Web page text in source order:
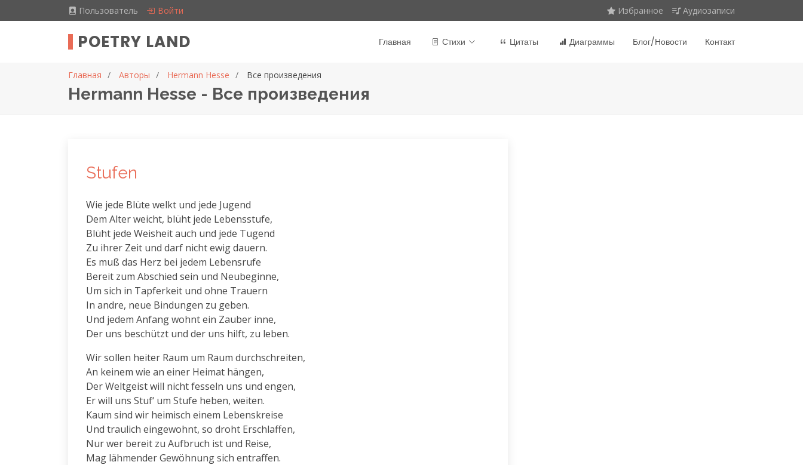
Пользователь Войти Избранное Аудиозаписи
POETRY LAND Главная Стихи Цитаты Диаграммы Блог/Новости Контакт
Главная Авторы Hermann Hesse Все произведения
Hermann Hesse - Все произведения
Stufen
Wie jede Blüte welkt und jede Jugend
Dem Alter weicht, blüht jede Lebensstufe,
Blüht jede Weisheit auch und jede Tugend
Zu ihrer Zeit und darf nicht ewig dauern.
Es muß das Herz bei jedem Lebensrufe
Bereit zum Abschied sein und Neubeginne,
Um sich in Tapferkeit und ohne Trauern
In andre, neue Bindungen zu geben.
Und jedem Anfang wohnt ein Zauber inne,
Der uns beschützt und der uns hilft, zu leben.
Wir sollen heiter Raum um Raum durchschreiten,
An keinem wie an einer Heimat hängen,
Der Weltgeist will nicht fesseln uns und engen,
Er will uns Stuf‘ um Stufe heben, weiten.
Kaum sind wir heimisch einem Lebenskreise
Und traulich eingewohnt, so droht Erschlaffen,
Nur wer bereit zu Aufbruch ist und Reise,
Mag lähmender Gewöhnung sich entraffen.